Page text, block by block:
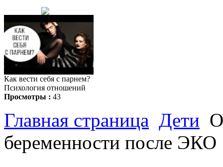
Как вести себя с парнем?
Психология отношений
Просмотры : 43
Главная страница Дети
беременности после ЭКО